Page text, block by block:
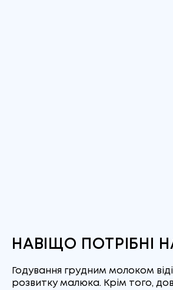
НАВІЩО ПОТРІБНІ
Годування грудним молоком
розвитку малюка. Крім того,